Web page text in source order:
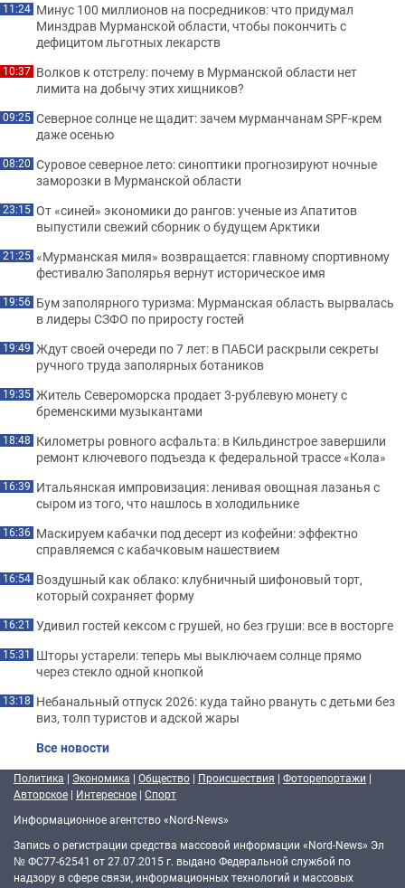
11:24 Минус 100 миллионов на посредников: что придумал
Минздрав Мурманской области, чтобы покончить с
дефицитом льготных лекарств
10:37 Волков к отстрелу: почему в Мурманской области нет
лимита на добычу этих хищников?
09:25 Северное солнце не щадит: зачем мурманчанам SPF-крем
даже осенью
08:20 Суровое северное лето: синоптики прогнозируют ночные
заморозки в Мурманской области
23:15 От «синей» экономики до рангов: ученые из Апатитов
выпустили свежий сборник о будущем Арктики
21:25 «Мурманская миля» возвращается: главному спортивному
фестивалю Заполярья вернут историческое имя
19:56 Бум заполярного туризма: Мурманская область вырвалась
в лидеры СЗФО по приросту гостей
19:49 Ждут своей очереди по 7 лет: в ПАБСИ раскрыли секреты
ручного труда заполярных ботаников
19:35 Житель Североморска продает 3-рублевую монету с
бременскими музыкантами
18:48 Километры ровного асфальта: в Кильдинстрое завершили
ремонт ключевого подъезда к федеральной трассе «Кола»
16:39 Итальянская импровизация: ленивая овощная лазанья с
сыром из того, что нашлось в холодильнике
16:36 Маскируем кабачки под десерт из кофейни: эффектно
справляемся с кабачковым нашествием
16:54 Воздушный как облако: клубничный шифоновый торт,
который сохраняет форму
16:21 Удивил гостей кексом с грушей, но без груши: все в восторге
15:31 Шторы устарели: теперь мы выключаем солнце прямо
через стекло одной кнопкой
13:18 Небанальный отпуск 2026: куда тайно рвануть с детьми без
виз, толп туристов и адской жары
Все новости
Политика | Экономика | Общество | Происшествия | Фоторепортажи |
Авторское | Интересное | Спорт
Информационное агентство «Nord-News»
Запись о регистрации средства массовой информации «Nord-News» Эл
№ ФС77-62541 от 27.07.2015 г. выдано Федеральной службой по
надзору в сфере связи, информационных технологий и массовых